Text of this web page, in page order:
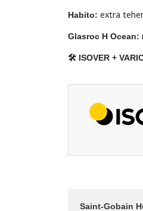
Habito: extra
Glasroc H Ocean:
🛠 ISOVER +
Saint-Gobain